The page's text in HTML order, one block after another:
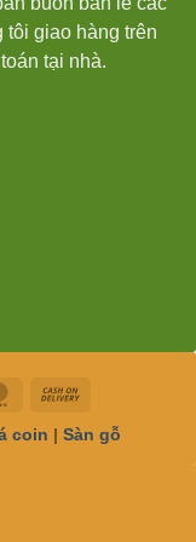
tôi giao hàng trên
tại nhà.
MasterCard
Delivery
coin | Sàn gỗ